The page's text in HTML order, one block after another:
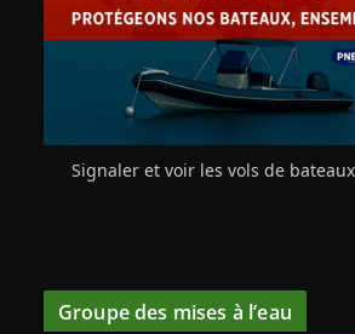
Signaler et voir les vols de
Groupe des mises à l’eau